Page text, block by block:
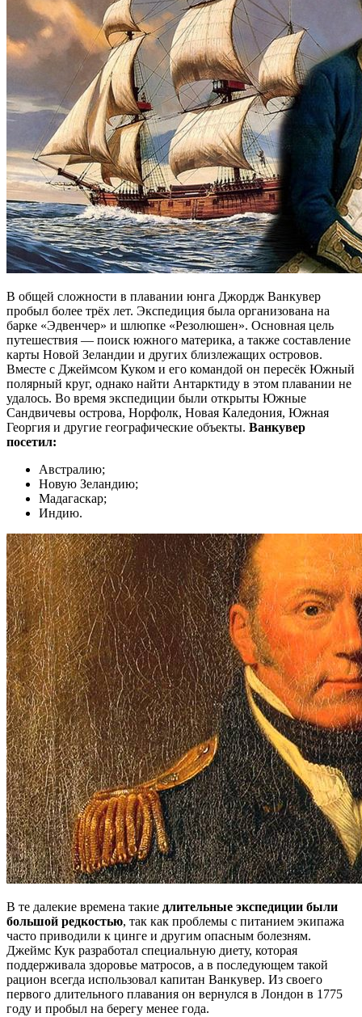
В общей сложности в плавании юнга Джордж Ванкувер
пробыл более трёх лет. Экспедиция была организована на
барке «Эдвенчер» и шлюпке «Резолюшен». Основная цель
путешествия — поиск южного материка, а также составление
карты Новой Зеландии и других близлежащих островов.
Вместе с Джеймсом Куком и его командой он пересёк Южный
полярный круг, однако найти Антарктиду в этом плавании не
удалось. Во время экспедиции были открыты Южные
Сандвичевы острова, Норфолк, Новая Каледония, Южная
Георгия и другие географические объекты. Ванкувер
посетил:
Австралию;
Новую Зеландию;
Мадагаскар;
Индию.
В те далекие времена такие длительные экспедиции были
большой редкостью, так как проблемы с питанием экипажа
часто приводили к цинге и другим опасным болезням.
Джеймс Кук разработал специальную диету, которая
поддерживала здоровье матросов, а в последующем такой
рацион всегда использовал капитан Ванкувер. Из своего
первого длительного плавания он вернулся в Лондон в 1775
году и пробыл на берегу менее года.